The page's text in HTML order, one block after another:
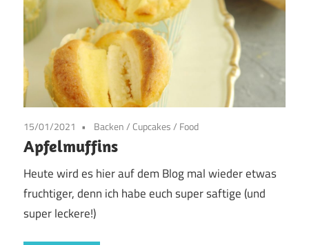
15/01/2021 Backen/ Cupcakes/ Food
Apfelmuffins
Heute wird es hier auf dem Blog mal wieder etwas
fruchtiger, denn ich habe euch super saftige (und
super leckere!)